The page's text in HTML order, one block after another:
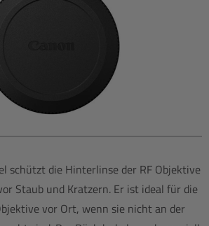
schützt die Hinterlinse der RF Objektive
Staub und Kratzern. Er ist ideal für die
vor Ort, wenn sie nicht an der